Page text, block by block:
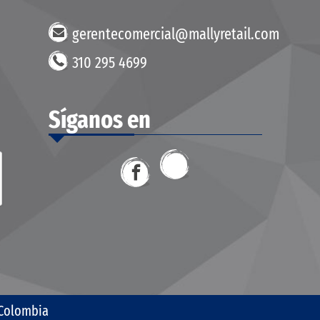
gerentecomercial@mallyretail.com
310 295 4699
Síganos en